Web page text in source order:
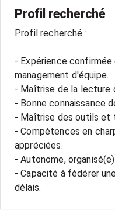
Profil recherché
Profil recherché :
- Expérience
management d'équipe.
- Maîtrise de la lecture
- Bonne connaissance
- Maîtrise des outils et
- Compétences en
appréciées.
- Autonome,
- Capacité à fédérer
délais.